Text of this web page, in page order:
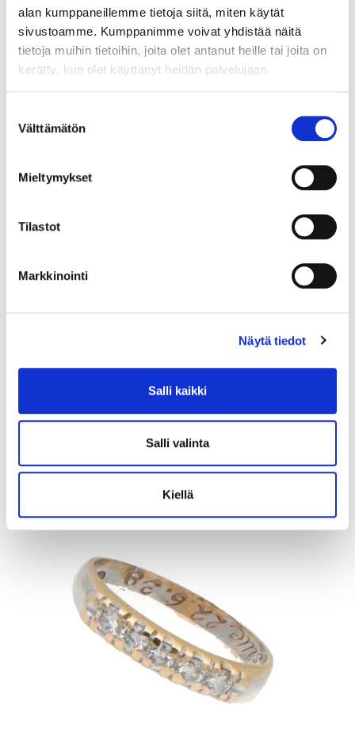
alan kumppaneillemme tietoja siitä, miten käytät
sivustoamme. Kumppanimme voivat yhdistää näitä
tietoja muihin tietoihin, joita olet antanut heille tai joita on
kerätty, kun olet käyttänyt heidän palvelujaan.
valinta
Välttämätön
Mieltymykset
Tilastot
Markkinointi
Näytä tiedot
Salli kaikki
Salli valinta
Kiellä
Tarjous:10 € (4)
11.8.2026 19:02:30